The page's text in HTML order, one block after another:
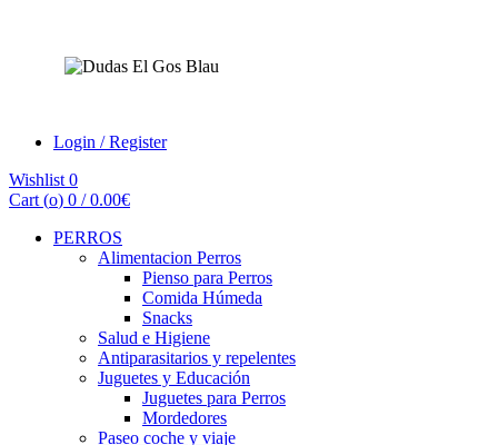
Login / Register
Wishlist 0
Cart (o) 0 / 0.00€
PERROS
Alimentacion Perros
Pienso para Perros
Comida Húmeda
Snacks
Salud e Higiene
Antiparasitarios y repelentes
Juguetes y Educación
Juguetes para Perros
Mordedores
Paseo coche y viaje